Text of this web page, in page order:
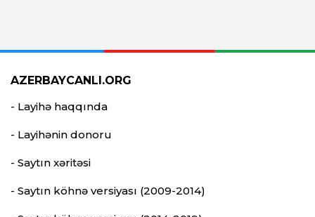
AZERBAYCANLI.ORG
- Layihə haqqında
- Layihənin donoru
- Saytın xəritəsi
- Saytın köhnə versiyası (2009-2014)